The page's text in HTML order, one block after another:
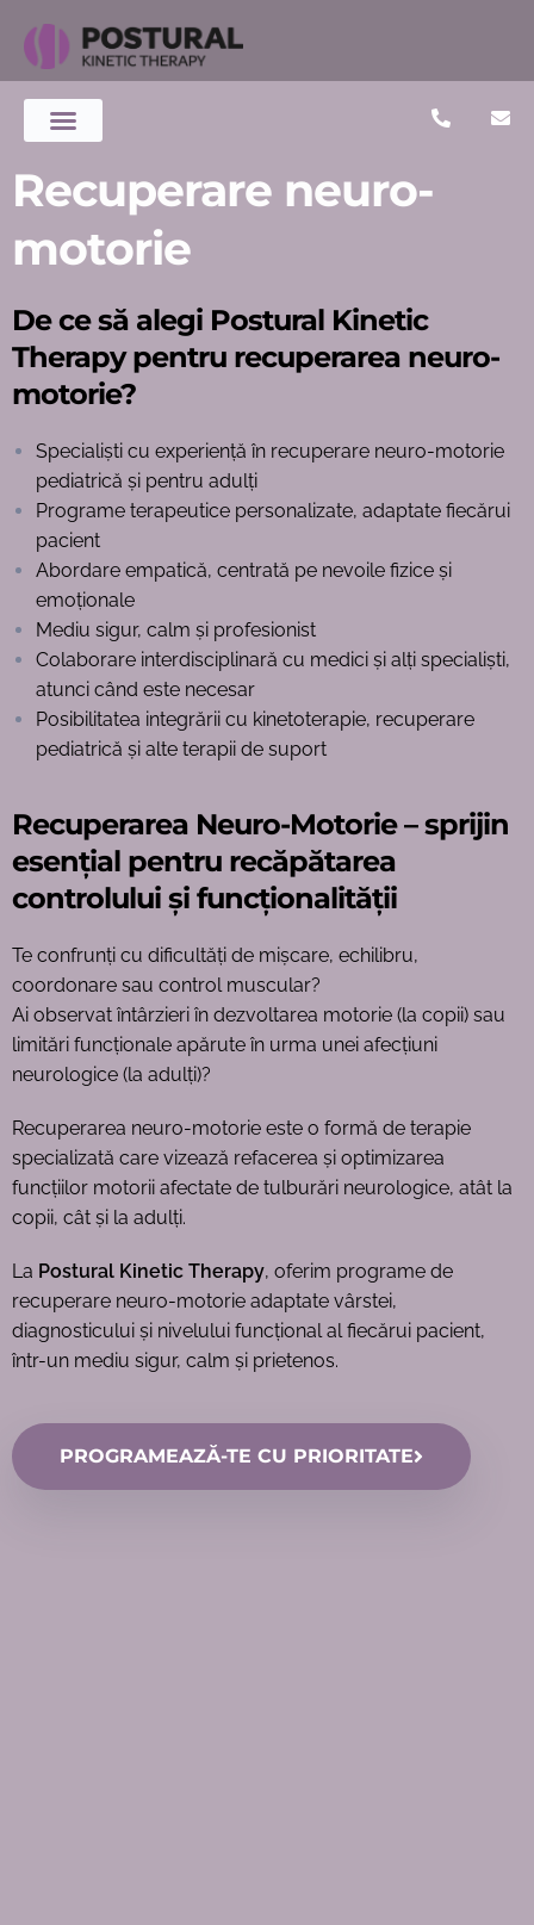
Recuperare neuro-
motorie
De ce să alegi Postural Kinetic
Therapy pentru recuperarea neuro-
motorie?
Specialiști cu experiență în recuperare neuro-motorie
pediatrică și pentru adulți
Programe terapeutice personalizate, adaptate fiecărui
pacient
Abordare empatică, centrată pe nevoile fizice și
emoționale
Mediu sigur, calm și profesionist
Colaborare interdisciplinară cu medici și alți specialiști,
atunci când este necesar
Posibilitatea integrării cu kinetoterapie, recuperare
pediatrică și alte terapii de suport
Recuperarea Neuro-Motorie – sprijin
esențial pentru recăpătarea
controlului și funcționalității
Te confrunți cu dificultăți de mișcare, echilibru,
coordonare sau control muscular?
Ai observat întârzieri în dezvoltarea motorie (la copii) sau
limitări funcționale apărute în urma unei afecțiuni
neurologice (la adulți)?
Recuperarea neuro-motorie este o formă de terapie
specializată care vizează refacerea și optimizarea
funcțiilor motorii afectate de tulburări neurologice, atât la
copii, cât și la adulți.
La Postural Kinetic Therapy, oferim programe de
recuperare neuro-motorie adaptate vârstei,
diagnosticului și nivelului funcțional al fiecărui pacient,
într-un mediu sigur, calm și prietenos.
PROGRAMEAZĂ-TE CU PRIORITATE